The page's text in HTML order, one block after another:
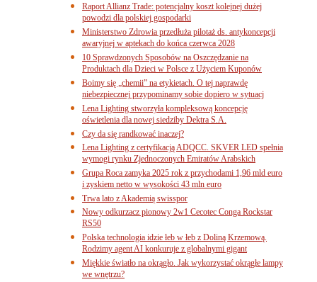
Raport Allianz Trade: potencjalny koszt kolejnej dużej
powodzi dla polskiej gospodarki
Ministerstwo Zdrowia przedłuża pilotaż ds. antykoncepcji
awaryjnej w aptekach do końca czerwca 2028
10 Sprawdzonych Sposobów na Oszczędzanie na
Produktach dla Dzieci w Polsce z Użyciem Kuponów
Boimy się „chemii” na etykietach. O tej naprawdę
niebezpiecznej przypominamy sobie dopiero w sytuacj
Lena Lighting stworzyła kompleksową koncepcję
oświetlenia dla nowej siedziby Dektra S.A.
Czy da się randkować inaczej?
Lena Lighting z certyfikacją ADQCC. SKVER LED spełnia
wymogi rynku Zjednoczonych Emiratów Arabskich
Grupa Roca zamyka 2025 rok z przychodami 1,96 mld euro
i zyskiem netto w wysokości 43 mln euro
Trwa lato z Akademią swisspor
Nowy odkurzacz pionowy 2w1 Cecotec Conga Rockstar
RS50
Polska technologia idzie łeb w łeb z Doliną Krzemową.
Rodzimy agent AI konkuruje z globalnymi gigant
Miękkie światło na okrągło. Jak wykorzystać okrągłe lampy
we wnętrzu?